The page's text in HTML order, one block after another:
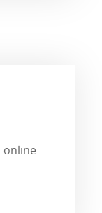
online